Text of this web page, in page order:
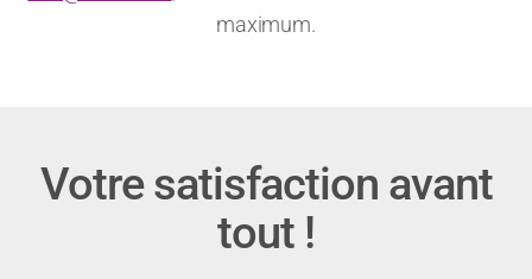
maximum.
Votre satisfaction avant
tout !